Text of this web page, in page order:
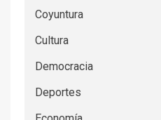
Coyuntura
Cultura
Democracia
Deportes